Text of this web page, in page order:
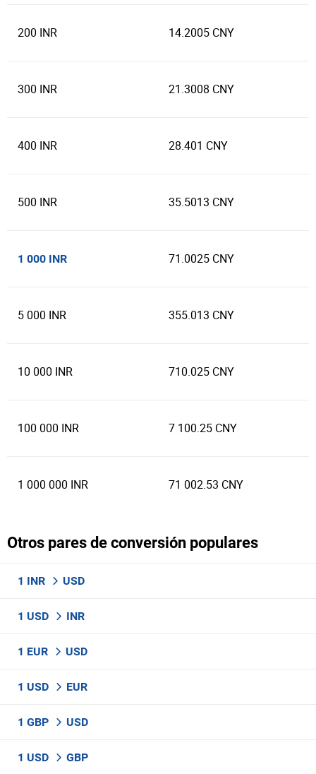
200 INR 14.2005 CNY
300 INR 21.3008 CNY
400 INR 28.401 CNY
500 INR 35.5013 CNY
1 000 INR 71.0025 CNY
5 000 INR 355.013 CNY
10 000 INR 710.025 CNY
100 000 INR 7 100.25 CNY
1 000 000 INR 71 002.53 CNY
Otros pares de conversión populares
1 INR USD
1 USD INR
1 EUR USD
1 USD EUR
1 GBP USD
1 USD GBP